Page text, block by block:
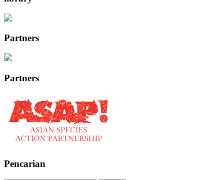
Partners
Partners
Pencarian